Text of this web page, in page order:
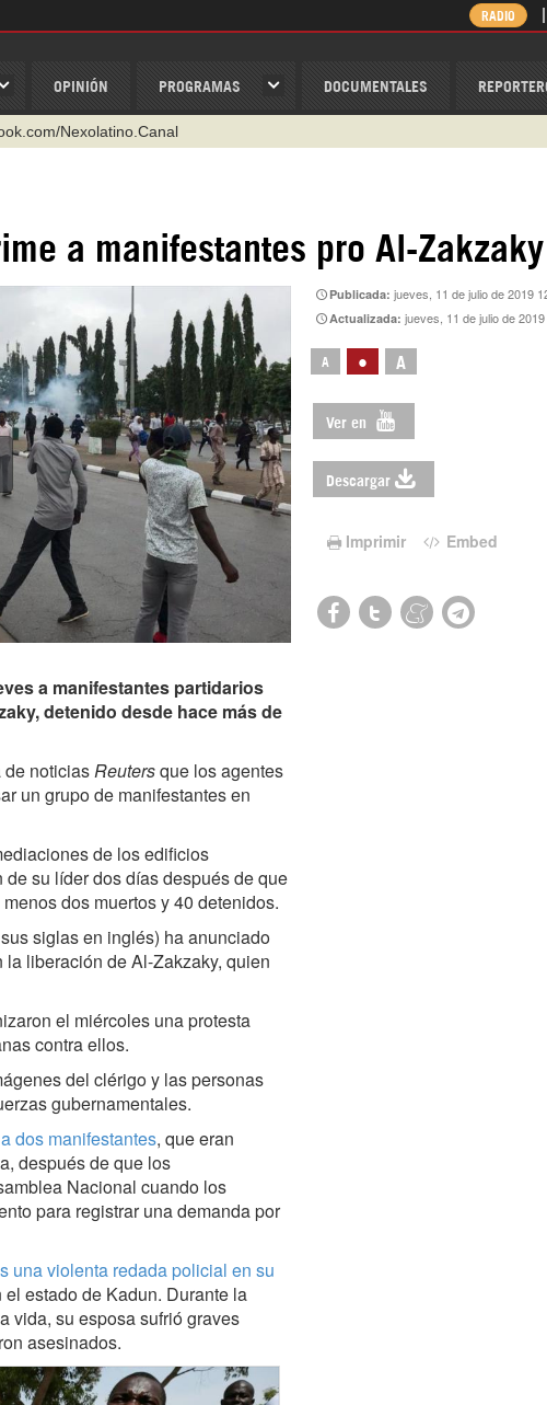
OPINIÓN PROGRAMAS DOCUMENTALES
RADIO
Nexolatino.Canal
@nexo_latino
c/hispantva manifestantes pro Al-Zakzaky
Publicada:jueves, 11 de julio de 2019
Actualizada:jueves, 11 de julio de
A • A
Ver en
Descargar
Imprimir Embed
a manifestantes partidarios
detenido desde hace más de
de noticiasReutersque los agentes
un grupo de manifestantes en
de los edificios
su líder dos días después de que
dos muertos y 40 detenidos.
siglas en inglés) ha anunciado
liberación de Al-Zakzaky, quien
el miércoles una protesta
contra ellos.
del clérigo y las personas
gubernamentales.
dos manifestantes, que eran
después de que los
Nacional cuando los
para registrar una demanda por
una violenta redada policial en su
estado de Kadun. Durante la
vida, su esposa sufrió graves
asesinados.